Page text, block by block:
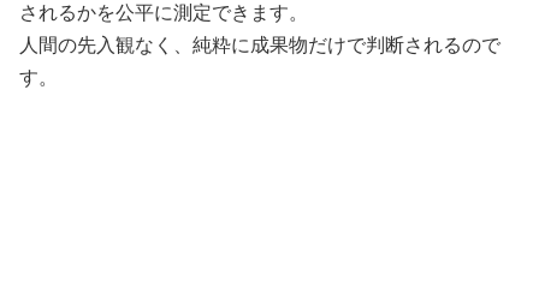
されるかを公平に測定できます。
人間の先入観なく、純粋に成果物だけで判断されるので
す。